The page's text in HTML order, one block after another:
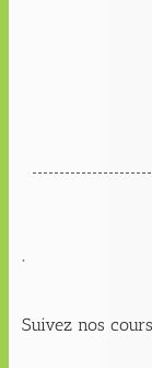
.
Suivez nos